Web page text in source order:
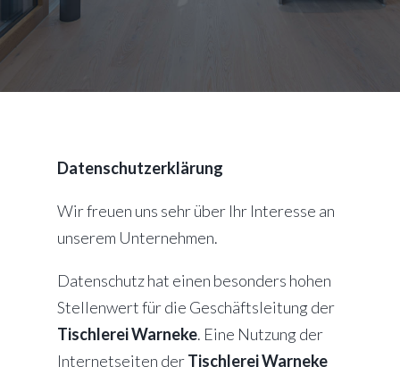
Datenschutzerklärung
Wir freuen uns sehr über Ihr Interesse an
unserem Unternehmen.
Datenschutz hat einen besonders hohen
Stellenwert für die Geschäftsleitung der
Tischlerei Warneke. Eine Nutzung der
Internetseiten derTischlerei Warneke